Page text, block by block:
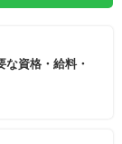
資格・給料・